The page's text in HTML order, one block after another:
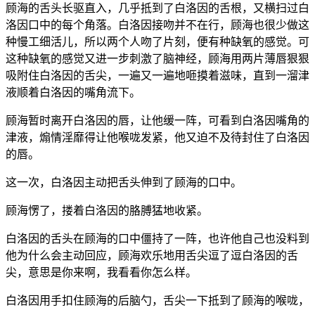
顾海的舌头长驱直入，几乎抵到了白洛因的舌根，又横扫过白
洛因口中的每个角落。白洛因接吻并不在行，顾海也很少做这
种慢工细活儿，所以两个人吻了片刻，便有种缺氧的感觉。可
这种缺氧的感觉又进一步刺激了脑神经，顾海用两片薄唇狠狠
吸附住白洛因的舌尖，一遍又一遍地咂摸着滋味，直到一溜津
液顺着白洛因的嘴角流下。
顾海暂时离开白洛因的唇，让他缓一阵，可看到白洛因嘴角的
津液，煽情淫靡得让他喉咙发紧，他又迫不及待封住了白洛因
的唇。
这一次，白洛因主动把舌头伸到了顾海的口中。
顾海愣了，搂着白洛因的胳膊猛地收紧。
白洛因的舌头在顾海的口中僵持了一阵，也许他自己也没料到
他为什么会主动回应，顾海欢乐地用舌尖逗了逗白洛因的舌
尖，意思是你来啊，我看看你怎么样。
白洛因用手扣住顾海的后脑勺，舌尖一下抵到了顾海的喉咙，